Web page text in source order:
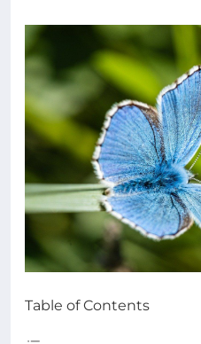
Table of Contents